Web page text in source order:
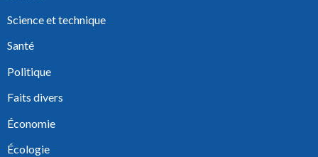
Science et technique
Santé
Politique
Faits divers
Économie
Écologie